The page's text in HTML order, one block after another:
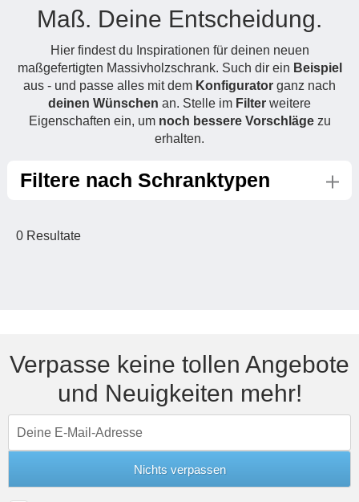
Massivholzschrank
Hängeschrank
Hängeboard
TV-Möbel
aus
Massivholz
Badezimmerschrank
Spiegelschrank
Doppelbett
Polstermöbel
Sofa
Ecksofa
Sessel
Schlafsessel
Outdoor-
Outdoorküche
Produktlinie
Selection
Outdoorküche
Maß. Deine Entscheidung.
Hier findest du Inspirationen für deinen neuen
maßgefertigten Massivholzschrank. Such dir ein Beispiel
aus - und passe alles mit dem Konfigurator ganz nach
deinen Wünschen an. Stelle im Filter weitere
Eigenschaften ein, um noch bessere Vorschlägezu
erhalten.
Filtere nach Schranktypen
0 Resultate
Verpasse keine tollen Angebote
und Neuigkeiten mehr!
Fronten renovieren
Für Dachschrägen
Hängeboards
Massivholz-Schränke & -Regale
Tische & Bänke
Vitrinen
Wandboards
White Living